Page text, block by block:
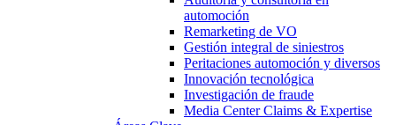
automoción
Remarketing de VO
Gestión integral de siniestros
Peritaciones automoción y diversos
Innovación tecnológica
Investigación de fraude
Media Center Claims & Expertise